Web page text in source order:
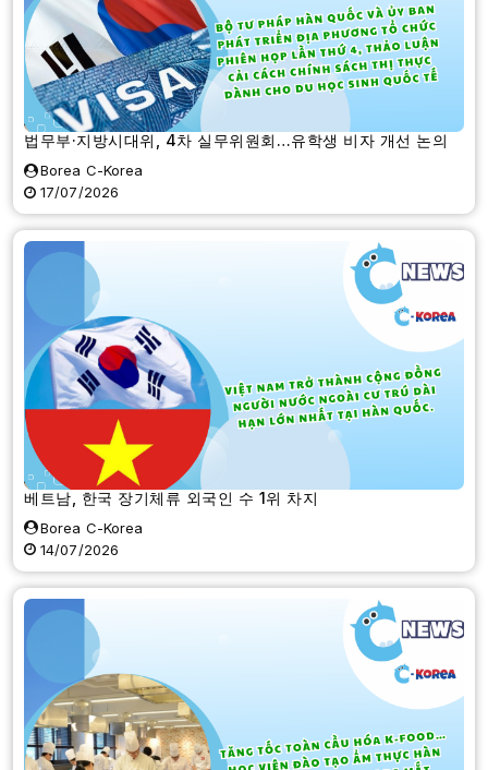
법무부·지방시대위, 4차 실무위원회…유학생 비자 개선 논의
Borea C-Korea
17/07/2026
베트남, 한국 장기체류 외국인 수 1위 차지
Borea C-Korea
14/07/2026